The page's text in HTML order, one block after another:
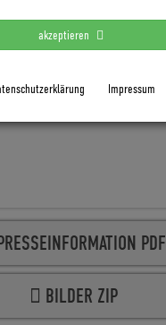
akzeptieren
Impressum
PDF
BILDER ZIP